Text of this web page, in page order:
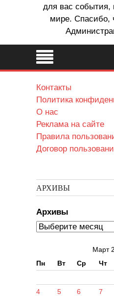
для вас события,
мире. Спасибо,
Контакты
Политика
О нас
Реклама на сайте
Правила
Договор
АРХИВЫ
Архивы
Март
Пн
Вт Ср Чт
4
5 6 7